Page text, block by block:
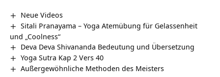
Neue Videos
Sitali Pranayama – Yoga Atemübung für Gelassenheit
und „Coolness“
Deva Deva Shivananda Bedeutung und Übersetzung
Yoga Sutra Kap 2 Vers 40
Außergewöhnliche Methoden des Meisters